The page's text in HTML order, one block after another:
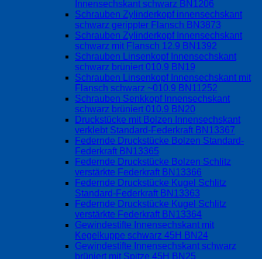
Innensechskant schwarz BN1206
Schrauben Zylinderkopf innensechskant
schwarz gerippter Flansch BN3873
Schrauben Zylinderkopf Innensechskant
schwarz mit Flansch 12.9 BN1392
Schrauben Linsenkopf Innensechskant
schwarz brüniert 010.9 BN19
Schrauben Linsenkopf Innensechskant mit
Flansch schwarz ~010.9 BN11252
Schrauben Senkkopf Innensechskant
schwarz brüniert 010.9 BN20
Druckstücke mit Bolzen Innensechskant
verklebt Standard-Federkraft BN13367
Federnde Druckstücke Bolzen Standard-
Federkraft BN13365
Federnde Druckstücke Bolzen Schlitz
verstärkte Federkraft BN13366
Federnde Druckstücke Kugel Schlitz
Standard-Federkraft BN13363
Federnde Druckstücke Kugel Schlitz
verstärkte Federkraft BN13364
Gewindestifte Innensechskant mit
Kegelkuppe schwarz 45H BN24
Gewindestifte Innensechskant schwarz
brüniert mit Spitze 45H BN25